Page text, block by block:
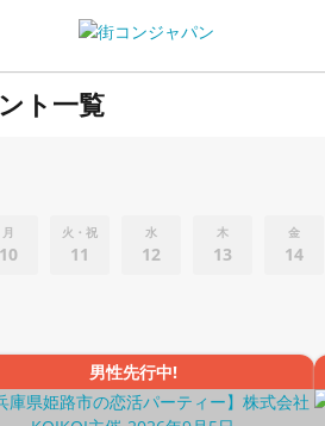
ト一覧
月
10
火・祝
11
水
12
木
13
金
14
男性先行中!